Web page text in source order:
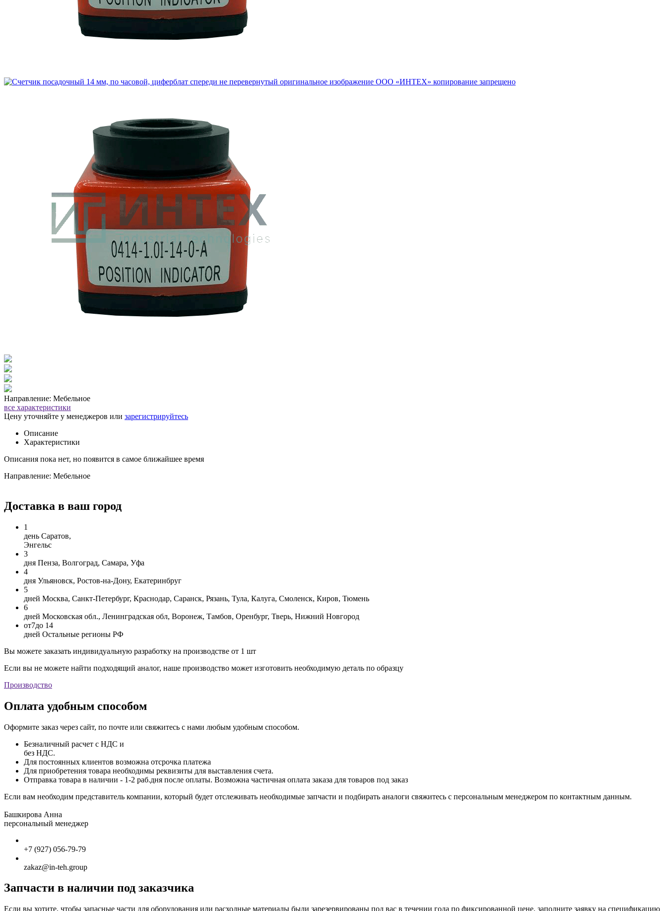
Направление: Мебельное
все характеристики
Цену уточняйте у менеджеров или зарегистрируйтесь
Описание
Характеристики
Описания пока нет, но появится в самое ближайшее время
Направление: Мебельное
Доставка в ваш город
1
день Саратов,
Энгельс
3
дня Пенза, Волгоград, Самара, Уфа
4
дня Ульяновск, Ростов-на-Дону, Екатеринбруг
5
дней Москва, Санкт-Петербург, Краснодар, Саранск, Рязань, Тула, Калуга, Смоленск, Киров, Тюмень
6
дней Московская обл., Ленинградская обл, Воронеж, Тамбов, Оренбург, Тверь, Нижний Новгород
от7до 14
дней Остальные регионы РФ
Вы можете заказать индивидуальную разработку на производстве от 1 шт
Если вы не можете найти подходящий аналог, наше производство может изготовить необходимую деталь по образцу
Производство
Оплата удобным способом
Оформите заказ через сайт, по почте или свяжитесь с нами любым удобным способом.
Безналичный расчет с НДС и
без НДС.
Для постоянных клиентов возможна отсрочка платежа
Для приобретения товара необходимы реквизиты для выставления счета.
Отправка товара в наличии - 1-2 раб.дня после оплаты. Возможна частичная оплата заказа для товаров под заказ
Если вам необходим представитель компании, который будет отслеживать необходимые запчасти и подбирать аналоги свяжитесь с персональным менеджером по контактным данным.
Башкирова Анна
персональный менеджер
+7 (927) 056-79-79
zakaz@in-teh.group
Запчасти в наличии под заказчика
Если вы хотите, чтобы запасные части для оборудования или расходные материалы были зарезервированы под вас в течении года по фиксированной цене, заполните заявку на спецификацию